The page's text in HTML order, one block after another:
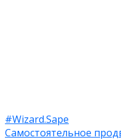
#Wizard.Sape
Самостоятельное